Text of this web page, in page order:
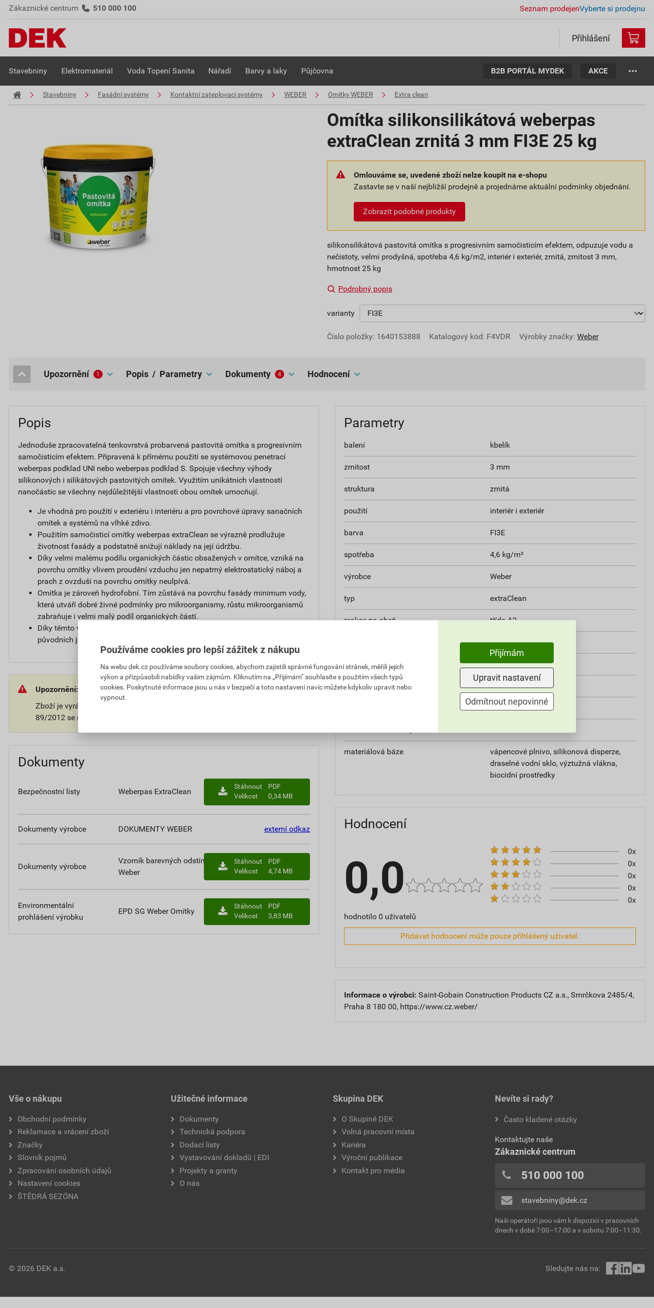
Zákaznické centrum 510 000 100 Seznam prodejenVyberte si prodejnu
Přihlášení
Stavebniny Elektromateriál Voda Topení Sanita Nářadí Barvy a laky Půjčovna B2B PORTÁL MYDEK AKCE
Stavebniny Fasádní systémy Kontaktní zateplovací systémy WEBER Omítky WEBER Extra clean
Omítka silikonsilikátová weberpas
extraClean zrnitá 3 mm FI3E 25 kg
Omlouváme se, uvedené zboží nelze koupit na e-shopu
Zastavte se v naší nejbližší prodejně a projednáme aktuální podmínky objednání.
Zobrazit podobné produkty
silikonsilikátová pastovitá omítka s progresivním samočisticím efektem, odpuzuje vodu a
nečistoty, velmi prodyšná, spotřeba 4,6 kg/m2, interiér i exteriér, zrnitá, zrnitost 3 mm,
hmotnost 25 kg
Podrobný popis
varianty
Číslo položky: 1640153888 Katalogový kód: F4VDR Výrobky značky: Weber
popis / Parametry
upozornění 1 dokumenty 4 hodnocení
Popis
Jednoduše zpracovatelná tenkovrstvá probarvená pastovitá omítka s progresivním
samočisticím efektem. Připravená k přímému použití se systémovou penetrací
weberpas podklad UNI nebo weberpas podklad S. Spojuje všechny výhody
silikonových i silikátových pastovitých omítek. Využitím unikátních vlastností
nanočástic se všechny nejdůležitější vlastnosti obou omítek umocňují.
Je vhodná pro použití v exteriéru i interiéru a pro povrchové úpravy sanačních
omítek a systémů na vlhké zdivo.
Použitím samočisticí omítky weberpas extraClean se výrazně prodlužuje
životnost fasády a podstatně snižují náklady na její údržbu.
Díky velmi malému podílu organických částic obsažených v omítce, vzniká na
povrchu omítky vlivem proudění vzduchu jen nepatrný elektrostatický náboj a
prach z ovzduší na povrchu omítky neulpívá.
Omítka je zároveň hydrofobní. Tím zůstává na povrchu fasády minimum vody,
která utváří dobré živné podmínky pro mikroorganismy, růstu mikroorganismů
zabraňuje i velmi malý podíl organických částí.
Díky těmto vlastnostem zůstává povrch omítky čistý a objekt je dlouhá léta v
původních jasných barvách.
Upozornění:
Zboží je vyráběno na přání zákazníka. V souladu s občanským zákoníkem č.
89/2012 se na takové zboží nevztahuje 14-ti denní ochranná lhůta.
Dokumenty
Bezpečnostní listy Weberpas ExtraClean
Stáhnout
PDF
Velikost
0,34 MB
Dokumenty výrobce DOKUMENTY WEBER externí odkaz
Dokumenty výrobce
Vzorník barevných odstínů
Weber
Stáhnout
PDF
Velikost
4,74 MB
Environmentální
prohlášení výrobku
EPD SG Weber Omítky
Stáhnout
PDF
Velikost
3,83 MB
Parametry
balení kbelík
zrnitost 3 mm
struktura zrnitá
použití interiér i exteriér
barva FI3E
spotřeba 4,6 kg/m²
výrobce Weber
typ extraClean
reakce na oheň třída A2
0,8 W/mK
teplota zpracování od +5°C do +25°C
hmotnost 25 kg
omítky
materiálová báze
vápencové plnivo, silikonová disperze,
draselné vodní sklo, výztužná vlákna,
biocidní prostředky
Hodnocení
0,0
hodnotilo 0 uživatelů
0x
0x
0x
0x
0x
Přidávat hodnocení může pouze přihlášený uživatel.
Informace o výrobci: Saint-Gobain Construction Products CZ a.s., Smrčkova 2485/4,
Praha 8 180 00, https://www.cz.weber/
Vše o nákupu
Obchodní podmínky
Reklamace a vrácení zboží
Značky
Slovník pojmů
Zpracování osobních údajů
Nastavení cookies
ŠTĚDRÁ SEZÓNA
Užitečné informace
Dokumenty
Technická podpora
Dodací listy
Vystavování dokladů | EDI
Projekty a granty
O nás
Skupina DEK
O Skupině DEK
Volná pracovní místa
Kariéra
Výroční publikace
Kontakt pro média
Nevíte si rady?
Často kladené otázky
Kontaktujte naše
Zákaznické centrum
510 000 100
stavebniny@dek.cz
Naši operátoři jsou vám k dispozici v pracovních
dnech v době 7:00–17:00 a v sobotu 7:00–11:30.
© 2026 DEK a.s. Sledujte nás na:
Používáme cookies pro lepší zážitek z nákupu
Na webu dek.cz používáme soubory cookies, abychom zajistili správné fungování stránek, měřili jejich
výkon a přizpůsobili nabídky vašim zájmům. Kliknutím na „Přijímám“ souhlasíte s použitím všech typů
cookies. Poskytnuté informace jsou u nás v bezpečí a toto nastavení navíc můžete kdykoliv upravit nebo
vypnout.
Přijímám
Upravit nastavení
Odmítnout nepovinné